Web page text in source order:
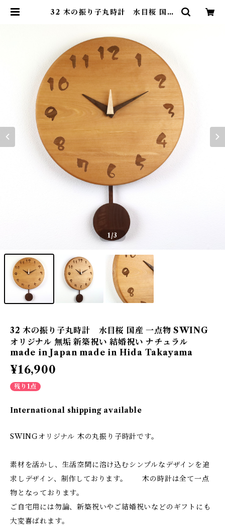
32 木の振り子丸時計 水目桜 国産
e in Japan made in Hida Tak
ayama | SWING ONLINE SH
OP
1/3
32 木の振り子丸時計 水目桜 国産 一点物 SWING
オリジナル 無垢 新築祝い 結婚祝い ナチュラル
made in Japan made in Hida Takayama
¥16,900
残り1点
International shipping available
SWINGオリジナル 木の丸振り子時計です。
素材を活かし、生活空間に溶け込むシンプルなデザインを追
求しデザイン、制作しております。 木の時計は全て一点
物となっております。
ご自宅用には勿論、新築祝いやご結婚祝いなどのギフトにも
大変喜ばれます。